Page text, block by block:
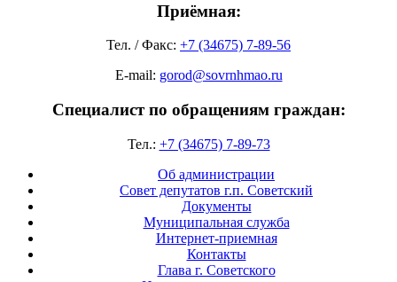
Приёмная:
Тел. / Факс: +7 (34675) 7-89-56
E-mail: gorod@sovrnhmao.ru
Специалист по обращениям граждан:
Тел.: +7 (34675) 7-89-73
Об администрации
Совет депутатов г.п. Советский
Документы
Муниципальная служба
Интернет-приемная
Контакты
Глава г. Советского